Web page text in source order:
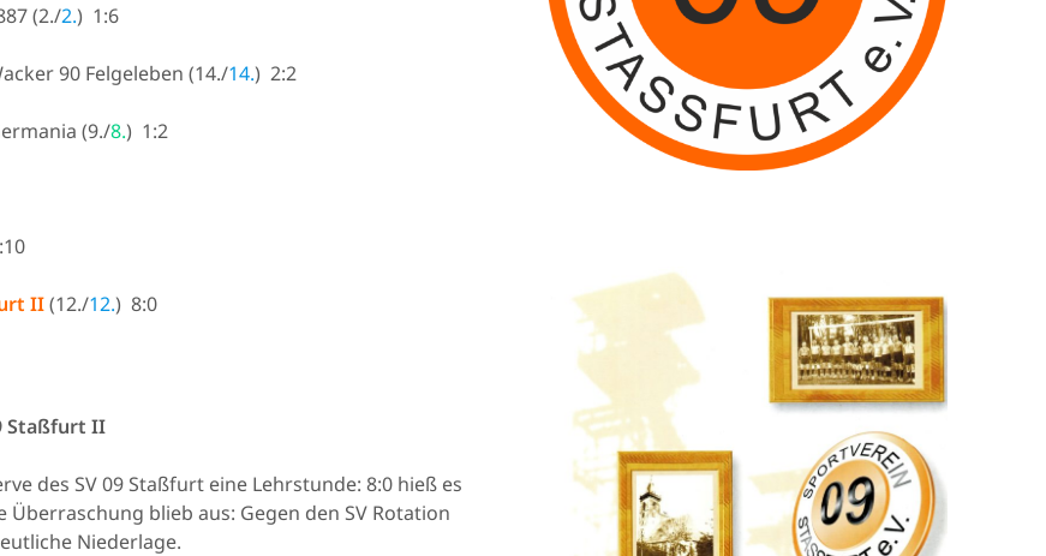
(2./2.) 1:6
90 Felgeleben (14./14.) 2:2
(9./8.) 1:2
II(12./12.) 8:0
Staßfurt II
des SV 09 Staßfurt eine Lehrstunde: 8:0 hieß es
blieb aus: Gegen den SV Rotation
Niederlage.